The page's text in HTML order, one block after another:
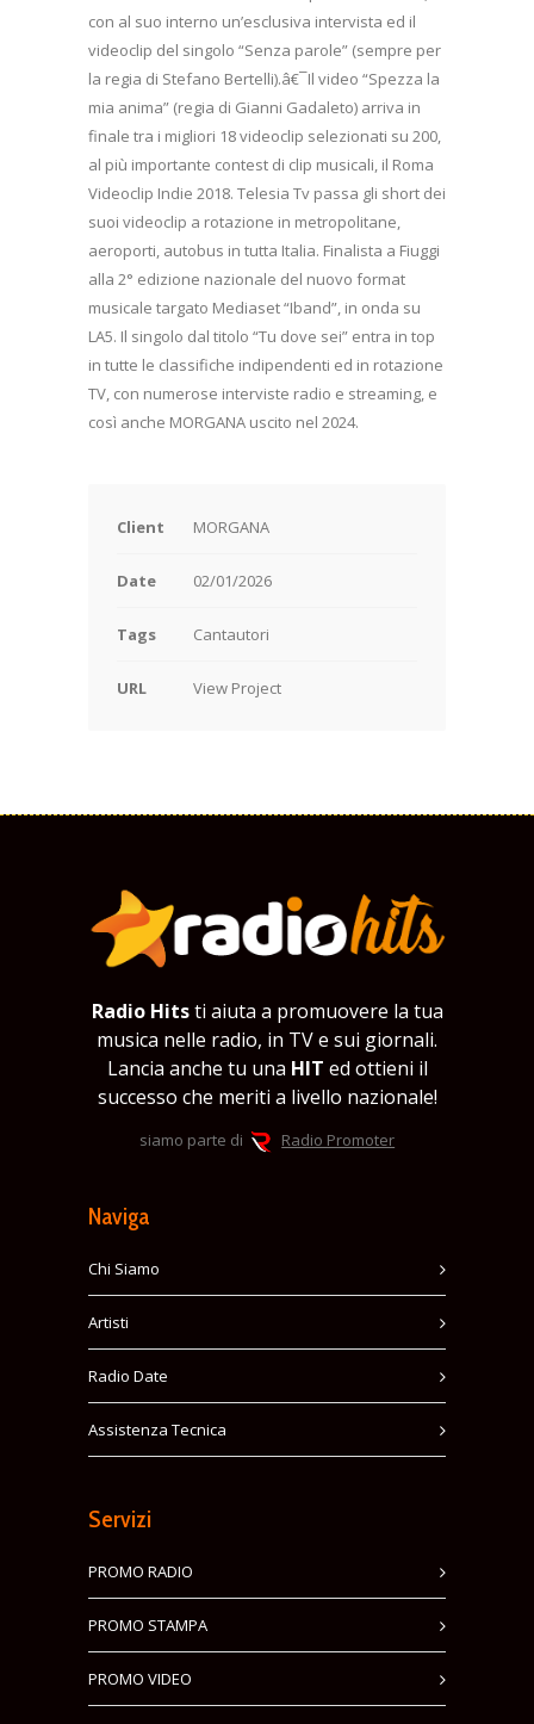
con al suo interno un’esclusiva intervista ed il
videoclip del singolo “Senza parole” (sempre per
la regia di Stefano Bertelli).â€¯Il video “Spezza la
mia anima” (regia di Gianni Gadaleto) arriva in
finale tra i migliori 18 videoclip selezionati su 200,
al più importante contest di clip musicali, il Roma
Videoclip Indie 2018. Telesia Tv passa gli short dei
suoi videoclip a rotazione in metropolitane,
aeroporti, autobus in tutta Italia. Finalista a Fiuggi
alla 2° edizione nazionale del nuovo format
musicale targato Mediaset “Iband”, in onda su
LA5. Il singolo dal titolo “Tu dove sei” entra in top
in tutte le classifiche indipendenti ed in rotazione
TV, con numerose interviste radio e streaming, e
così anche MORGANA uscito nel 2024.
Client MORGANA
Date 02/01/2026
Tags Cantautori
URL View Project
Radio Hitsti aiuta a promuovere la tua
musica nelle radio, in TV e sui giornali.
Lancia anche tu una HIT ed ottieni il
successo che meriti a livello nazionale!
siamo parte di Radio Promoter
Naviga
Chi Siamo
Artisti
Radio Date
Assistenza Tecnica
Servizi
PROMO RADIO
PROMO STAMPA
PROMO VIDEO